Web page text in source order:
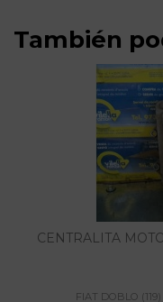
También
CENTRALITA
FIAT DOBLO (119)